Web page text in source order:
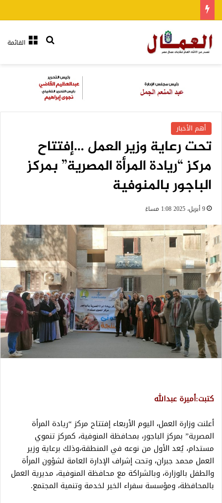
القائمةبحث عن
أهم الأخبار
تحت رعاية وزير العمل …إفتتاح
مركز “ريادة المرأة المصرية” بمركز
الباجور بالمنوفية
9 أبريل، 2025 1:08 مساءً
كتبت:أميرة عبدالله
أعلنت وزارة العمل، اليوم الأربعاء إفتتاح مركز “ريادة المرأة
المصرية” بمركز الباجور، بمحافظة المنوفية، كمركز تنموي
مستدام، يُعد الأول من نوعه في المنطقة،وذلك برعاية وزير
العمل محمد جبران، وتحت إشراف الإدارة العامة لشؤون المرأة
والطفل بالوزارة، وبالشراكة مع محافظة المنوفية، مديرية العمل
بالمحافظة، ومؤسسة سفراء الخير لخدمة وتنمية المجتمع.